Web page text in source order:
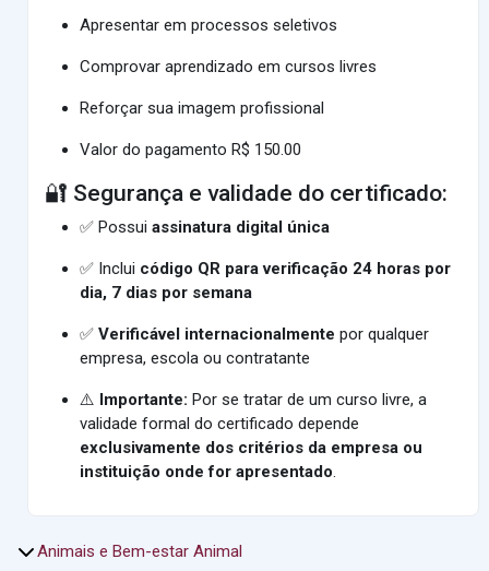
Apresentar em processos seletivos
Comprovar aprendizado em cursos livres
Reforçar sua imagem profissional
Valor do pagamento R$ 150.00
🔐 Segurança e validade do certificado:
✅ Possui assinatura digital única
✅ Inclui código QR para verificação 24 horas por
dia, 7 dias por semana
✅ Verificável internacionalmente por qualquer
empresa, escola ou contratante
⚠️ Importante: Por se tratar de um curso livre, a
validade formal do certificado depende
exclusivamente dos critérios da empresa ou
instituição onde for apresentado.
Animais e Bem-estar Animal